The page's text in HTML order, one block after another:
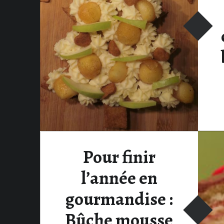
Pour finir
l’année en
gourmandise :